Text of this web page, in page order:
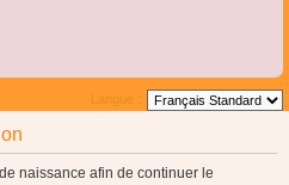
Langue :
naissance afin de continuer le